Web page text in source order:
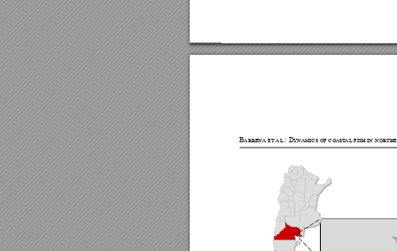
Barrena et al.: Dynamics of coastal fish in nor